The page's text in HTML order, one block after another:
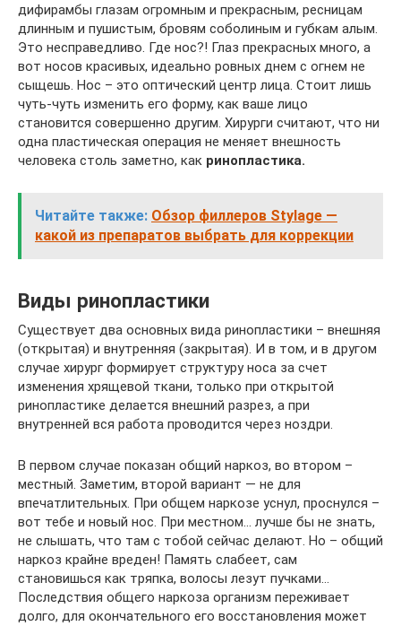
дифирамбы глазам огромным и прекрасным, ресницам
длинным и пушистым, бровям соболиным и губкам алым.
Это несправедливо. Где нос?! Глаз прекрасных много, а
вот носов красивых, идеально ровных днем с огнем не
сыщешь. Нос – это оптический центр лица. Стоит лишь
чуть-чуть изменить его форму, как ваше лицо
становится совершенно другим. Хирурги считают, что ни
одна пластическая операция не меняет внешность
человека столь заметно, как ринопластика.
Читайте также: Обзор филлеров Stylage —
какой из препаратов выбрать для коррекции
Виды ринопластики
Существует два основных вида ринопластики – внешняя
(открытая) и внутренняя (закрытая). И в том, и в другом
случае хирург формирует структуру носа за счет
изменения хрящевой ткани, только при открытой
ринопластике делается внешний разрез, а при
внутренней вся работа проводится через ноздри.
В первом случае показан общий наркоз, во втором –
местный. Заметим, второй вариант — не для
впечатлительных. При общем наркозе уснул, проснулся –
вот тебе и новый нос. При местном… лучше бы не знать,
не слышать, что там с тобой сейчас делают. Но – общий
наркоз крайне вреден! Память слабеет, сам
становишься как тряпка, волосы лезут пучками…
Последствия общего наркоза организм переживает
долго, для окончательного его восстановления может